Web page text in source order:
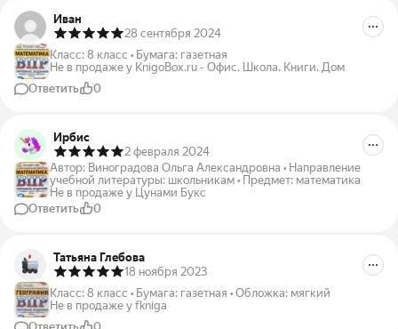
Иван
28 сентября 2024
Класс: 8 класс • Бумага: газетная
Не в продаже у KnigoBox.ru - Офис. Школа. Книги. Дом
Ответить
0
Ирбис
2 февраля 2024
Автор: Виноградова Ольга Александровна • Направление
учебной литературы: школьникам • Предмет: математика
Не в продаже у Цунами Букс
Ответить
0
Татьяна Глебова
18 ноября 2023
Класс: 8 класс • Бумага: газетная • Обложка: мягкий
Не в продаже у fkniga